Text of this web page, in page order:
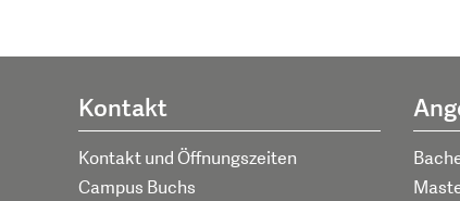
Kontakt
Kontakt und Öffnungszeiten
Campus Buchs